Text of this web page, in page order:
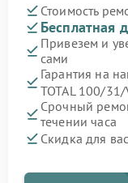
Стоимость
Бесплатная
Привезем и
сами
Гарантия на
TOTAL 100/
Срочный
течении часа
Скидка для